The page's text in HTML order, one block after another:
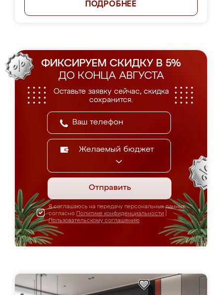
ПОДРОБНЕЕ
ФИКСИРУЕМ СКИДКУ В 5%
ДО КОНЦА АВГУСТА
Оставьте заявку сейчас, скидка
сохранится.
Желаемый бюджет
Отправить
Я соглашаюсь на передачу персональных данных
согласно Политике конфиденциальности
Пользовательскому соглашению